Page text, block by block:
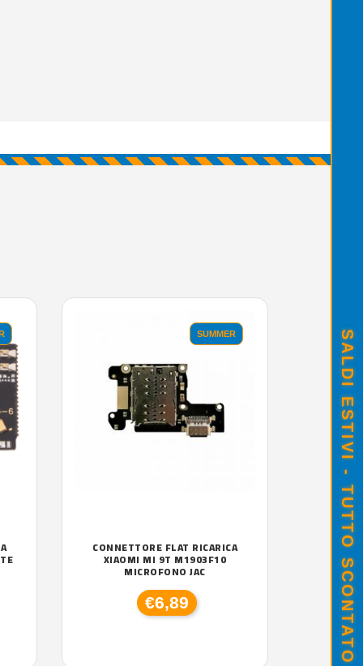
SUMMER
CONNETTORE FLAT RICARICA
XIAOMI MI 9T M1903F10
MICROFONO JAC
€6,89
SALDI ESTIVI - TUTTO SCONTATO